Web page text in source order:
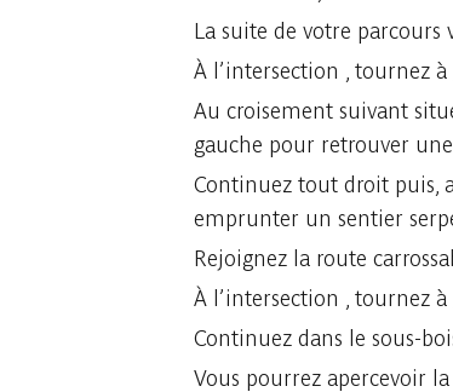
La suite de votre parcours
À l’intersection , tournez
Au croisement suivant
gauche pour retrouver
Continuez tout droit puis,
emprunter un sentier
Rejoignez la route
À l’intersection , tournez
Continuez dans le sous-
Vous pourrez apercevoir